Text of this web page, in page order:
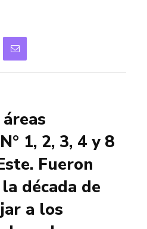
1, 2, 3, 4 y 8
Fueron
década de
a los